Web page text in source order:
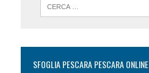
SFOGLIA PESCARA PESCARA ONLINE